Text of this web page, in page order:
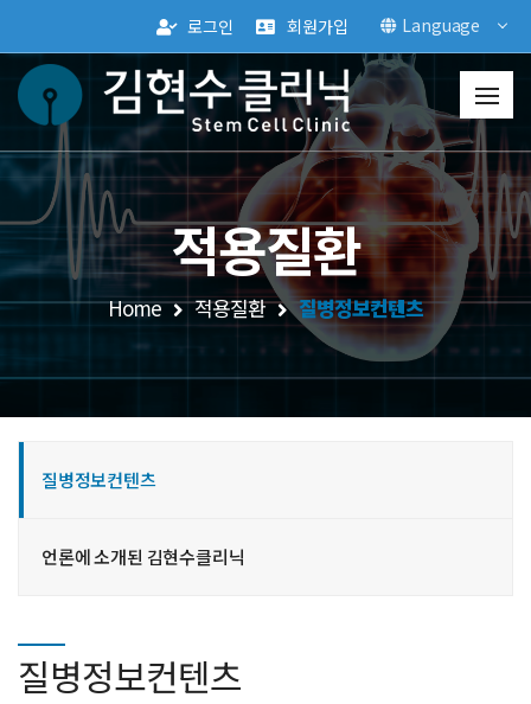
로그인 회원가입 Language
적용질환
Home 적용질환 질병정보컨텐츠
질병정보컨텐츠
언론에 소개된 김현수클리닉
질병정보컨텐츠